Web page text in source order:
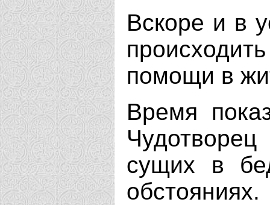
Вскоре и в
помощи в
Время
сущих в
обстояниях.